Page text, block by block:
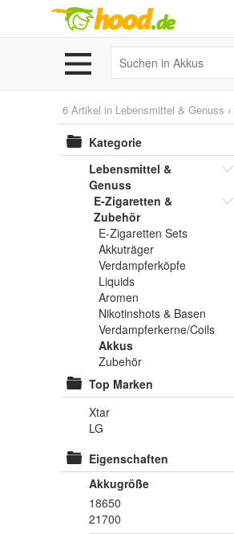
6 Artikel in Lebensmittel & Genuss ›
Kategorie
Lebensmittel &
Genuss
E-Zigaretten &
Zubehör
E-Zigaretten Sets
Akkuträger
Verdampferköpfe
Liquids
Aromen
Nikotinshots & Basen
Verdampferkerne/Coils
Akkus
Zubehör
Top Marken
Xtar
LG
Eigenschaften
Akkugröße
18650
21700